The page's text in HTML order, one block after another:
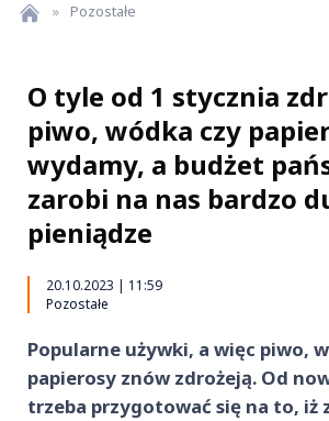
» Pozostałe
O tyle od 1 stycznia
piwo, wódka czy
wydamy, a budżet
zarobi na nas bardzo
pieniądze
20.10.2023 | 11:59
Pozostałe
Popularne używki, a więc piwo,
papierosy znów zdrożeją. Od
trzeba przygotować się na to, iż